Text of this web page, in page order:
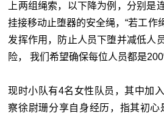
上两组绳索，以下降为例，分别是
挂接移动止堕器的安全绳，“若工作
发挥作用，防止人员下堕并减低人
险， 我们希望确保每位人员都是
现时小队有4名女性队员，其中加
察徐尉珊分享自身经历，指其初心